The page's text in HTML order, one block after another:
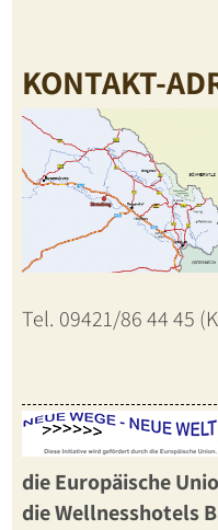
KONTAKT-
Tel. 09421/86 44 45
die Europäische
dieWellnesshotels